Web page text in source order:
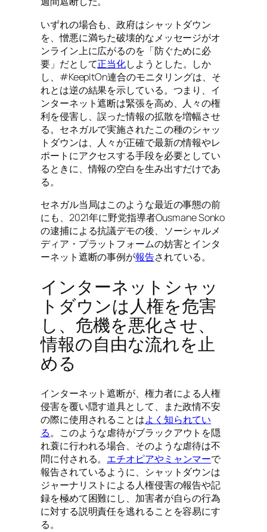
いずれの場合も、政府はシャットダウン
を、憎悪に満ちた破壊的なメッセージがオ
ンライン上に広がるのを「防ぐために必
要」だとして正当化しようとした。しか
し、#KeepItOn連合のモニタリングは、そ
れとは逆の結果を示している。つまり、イ
ンターネット遮断は緊張を高め、人々の権
利を侵害し、誤った情報の拡散を増幅させ
る。セネガルで実施されたこの種のシャッ
トダウンは、人々が正確で最新の情報やレ
ポートにアクセスする手段を必要としてい
るときに、情報の空白を生み出すだけであ
る。
セネガル当局はこのような最近の事態の前
にも、2021年に野党指導者Ousmane Sonko
の逮捕による抗議デモの後、ソーシャルメ
ディア・プラットフォームの妨害とインタ
ーネット遮断の事例が報告されている。
インターネットシャッ
トダウンは人権を危害
し、危機を悪化させ、
情報の自由な流れを止
める
インターネット遮断が、権力者による人権
侵害を覆い隠す道具として、また政情不安
の際に使用されることはよく知られてい
る。このような虐待がブラックアウトを隠
れ蓑に行われる場合、そのような虐待は不
問に付される。 エチオピアやミャンマーで
報告されているように、シャットダウンは
ジャーナリストによる人権侵害の報告や記
録を極めて困難にし、加害者が自らの行為
に対する説明責任を逃れることを容易にす
る。